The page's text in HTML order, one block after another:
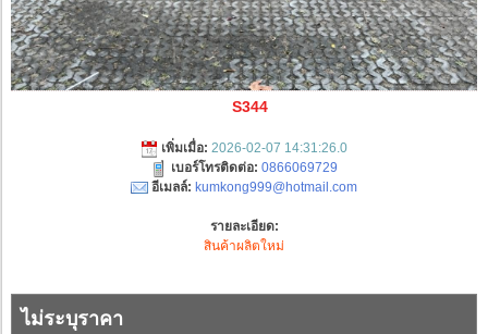
S344
เพิ่มเมื่อ: 2026-02-07 14:31:26.0
เบอร์โทรติดต่อ: 0866069729
อีเมลล์: kumkong999@hotmail.com
รายละเอียด:
สินค้าผลิตใหม่
ไม่ระบุราคา